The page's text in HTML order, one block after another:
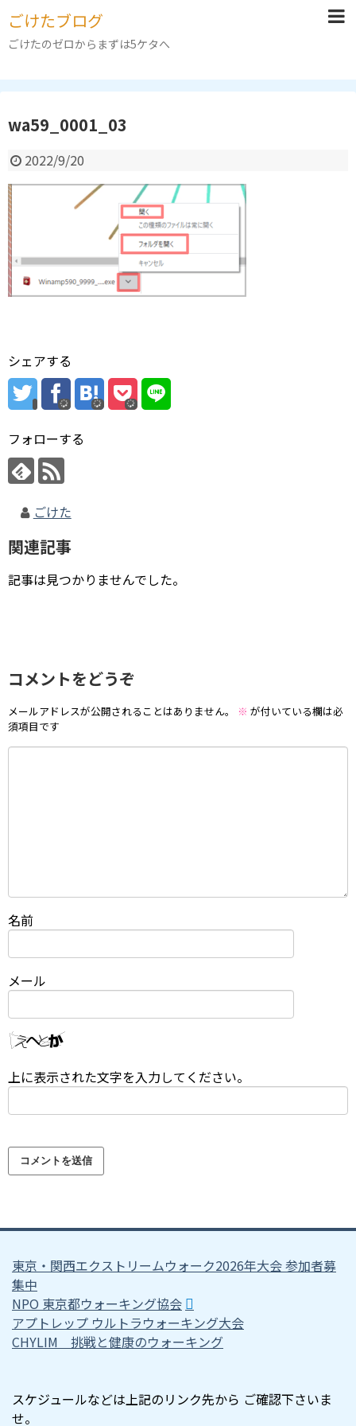
ごけたブログ
ごけたのゼロからまずは5ケタへ
wa59_0001_03
2022/9/20
シェアする
フォローする
ごけた
関連記事
記事は見つかりませんでした。
コメントをどうぞ
メールアドレスが公開されることはありません。 ※ が付いている欄は必
須項目です
名前
メール
上に表示された文字を入力してください。
東京・関西エクストリームウォーク2026年大会 参加者募
集中
NPO 東京都ウォーキング協会
アプトレップ ウルトラウォーキング大会
CHYLIM 挑戦と健康のウォーキング
スケジュールなどは上記のリンク先から ご確認下さいま
せ。